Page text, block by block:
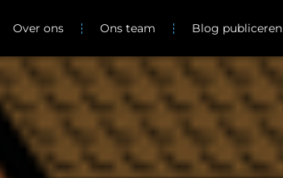
Over ons Ons team Blog publiceren